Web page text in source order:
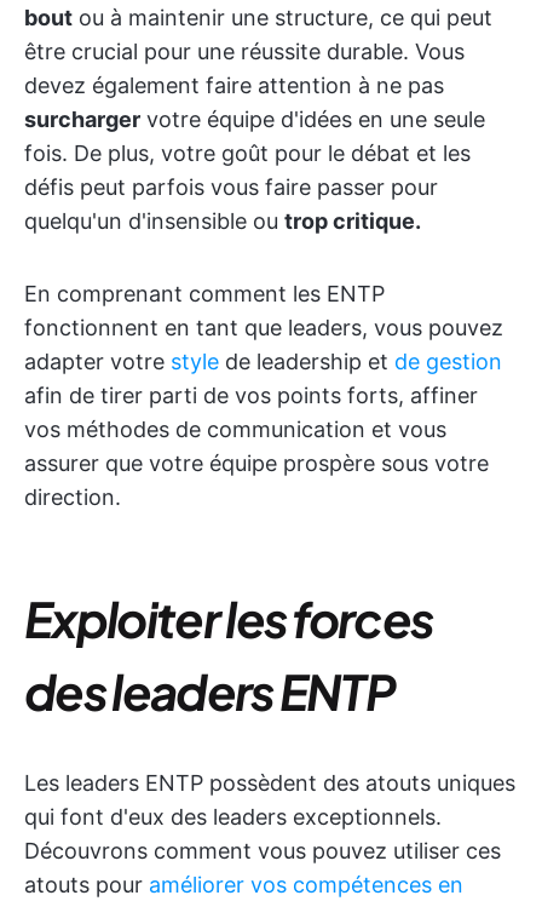
bout ou à maintenir une structure, ce qui peut
être crucial pour une réussite durable. Vous
devez également faire attention à ne pas
surcharger votre équipe d'idées en une seule
fois. De plus, votre goût pour le débat et les
défis peut parfois vous faire passer pour
quelqu'un d'insensible ou trop critique.
En comprenant comment les ENTP
fonctionnent en tant que leaders, vous pouvez
adapter votre style de leadership et de gestion
afin de tirer parti de vos points forts, affiner
vos méthodes de communication et vous
assurer que votre équipe prospère sous votre
direction.
Exploiter les forces
des leaders ENTP
Les leaders ENTP possèdent des atouts uniques
qui font d'eux des leaders exceptionnels.
Découvrons comment vous pouvez utiliser ces
atouts pour améliorer vos compétences en